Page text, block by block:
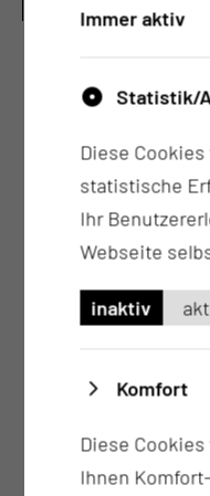
ARZTES FOLGENDE
Grundzüge der
mit autologer
der
allogener
GvHD, CMV-
Betreuung bei
Immer aktiv
Statistik/
Diese
statistische
Ihr
Webseite
inaktiv
Komfort
Diese
Ihnen